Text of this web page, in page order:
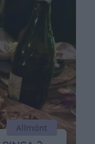
Allmänt